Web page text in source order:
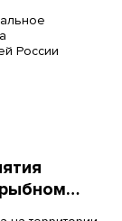
России
рыбном…